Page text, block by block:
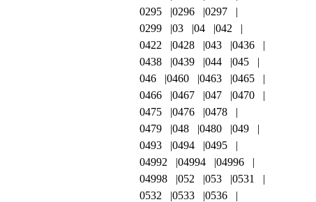
0295
0296
0297
0299
03 04
042
0422
0428 043
0436
0438
0439 044
045
046
0460 0463
0465
0466
0467 047
0470
0475
0476
0478
0479
048 0480
049
0493
0494
0495
04992
04994
04996
04998
052 053
0531
0532
0533
0536